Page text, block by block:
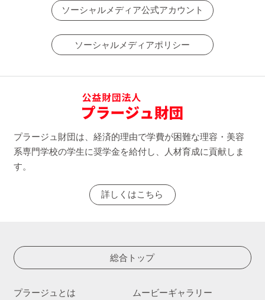
ソーシャルメディア公式アカウント
ソーシャルメディアポリシー
プラージュ財団は、経済的理由で学費が困難な理容・美容
系専門学校の学生に奨学金を給付し、人材育成に貢献しま
す。
詳しくはこちら
総合トップ
プラージュとは ムービーギャラリー